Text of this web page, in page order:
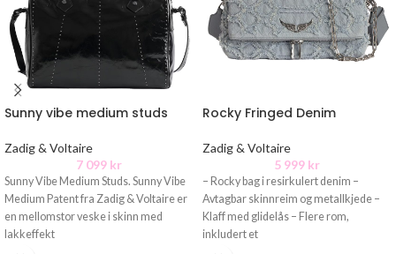
Sunny vibe medium studs
Zadig & Voltaire
7 099 kr
Sunny Vibe Medium Studs. Sunny Vibe
Medium Patent fra Zadig & Voltaire er
en mellomstor veske i skinn med
lakkeffekt
Rocky Fringed Denim
Zadig & Voltaire
5 999 kr
– Rocky bag i resirkulert denim –
Avtagbar skinnreim og metallkjede –
Klaff med glidelås – Flere rom,
inkludert et